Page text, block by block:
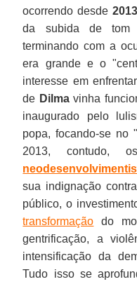
ocorrendo desde2013
da subida de tom
terminando com a
era grande e o
interesse em
de Dilmavinha
inaugurado pelo
popa, focando-se no
2013, contudo,
sua indignação
público, o
transformação do
gentrificação, a
intensificação da
Tudo isso se